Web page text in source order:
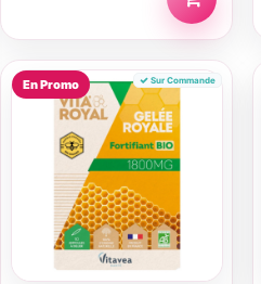
En Promo Sur Commande